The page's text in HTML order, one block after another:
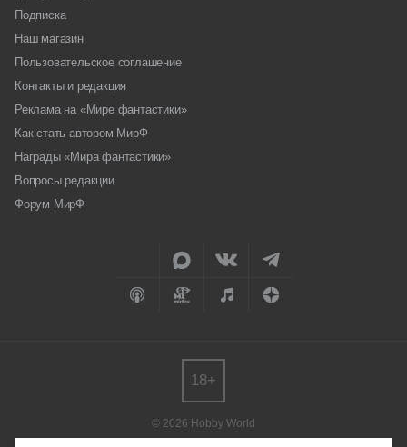
Подписка
Наш магазин
Пользовательское соглашение
Контакты и редакция
Реклама на «Мире фантастики»
Как стать автором МирФ
Награды «Мира фантастики»
Вопросы редакции
Форум МирФ
© 2026 Hobby World
18+